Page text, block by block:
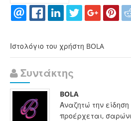
Ιστολόγιο του χρήστη BOLA
Συντάκτης
BOLA
Αναζητώ την είδηση
προέρχεται,